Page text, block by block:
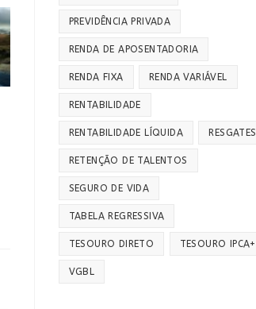
PREVIDÊNCIA PRIVADA
RENDA DE APOSENTADORIA
RENDA FIXA RENDA VARIÁVEL
RENTABILIDADE
RENTABILIDADE LÍQUIDA RESGATES
RETENÇÃO DE TALENTOS
SEGURO DE VIDA
TABELA REGRESSIVA
TESOURO DIRETO TESOURO IPCA+
VGBL